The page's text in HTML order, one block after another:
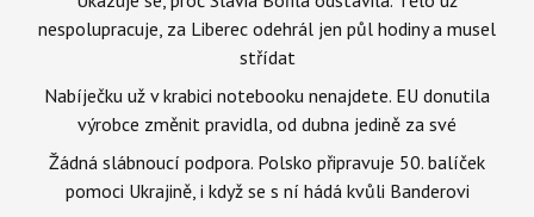
nespolupracuje, za Liberec odehrál jen půl hodiny a musel
střídat
Nabíječku už v krabici notebooku nenajdete. EU donutila
výrobce změnit pravidla, od dubna jedině za své
Žádná slábnoucí podpora. Polsko připravuje 50. balíček
pomoci Ukrajině, i když se s ní hádá kvůli Banderovi